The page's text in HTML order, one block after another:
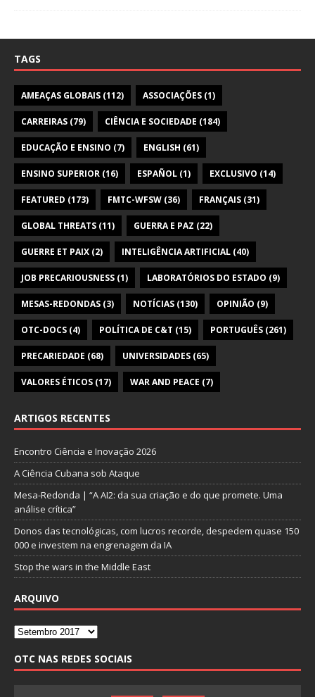
TAGS
AMEAÇAS GLOBAIS (112) ASSOCIAÇÕES (1)
CARREIRAS (79) CIÊNCIA E SOCIEDADE (184)
EDUCAÇÃO E ENSINO (7) ENGLISH (61)
ENSINO SUPERIOR (16) ESPAÑOL (1) EXCLUSIVO (14)
FEATURED (173) FMTC-WFSW (36) FRANÇAIS (31)
GLOBAL THREATS (11) GUERRA E PAZ (22)
GUERRE ET PAIX (2) INTELIGÊNCIA ARTIFICIAL (40)
JOB PRECARIOUSNESS (1) LABORATÓRIOS DO ESTADO (9)
MESAS-REDONDAS (3) NOTÍCIAS (130) OPINIÃO (9)
OTC-DOCS (4) POLÍTICA DE C&T (15) PORTUGUÊS (261)
PRECARIEDADE (68) UNIVERSIDADES (65)
VALORES ÉTICOS (17) WAR AND PEACE (7)
ARTIGOS RECENTES
Encontro Ciência e Inovação 2026
A Ciência Cubana sob Ataque
Mesa-Redonda | “A AI2: da sua criação e do que promete. Uma
análise crítica”
Donos das tecnológicas, com lucros recorde, despedem quase 150
000 e investem na engrenagem da IA
Stop the wars in the Middle East
ARQUIVO
OTC NAS REDES SOCIAIS